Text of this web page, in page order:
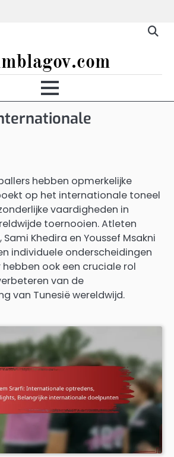
hebben opmerkelijke
op het internationale toneel
vaardigheden in
toernooien. Atleten
Khedira en Youssef Msakni
individuele onderscheidingen
ook een cruciale rol
van de
van Tunesië wereldwijd.